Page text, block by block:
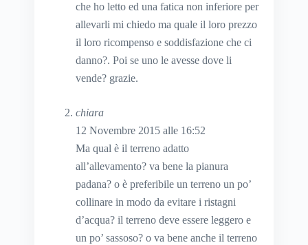
che ho letto ed una fatica non inferiore per
allevarli mi chiedo ma quale il loro prezzo
il loro ricompenso e soddisfazione che ci
danno?. Poi se uno le avesse dove li
vende? grazie.
chiara
12 Novembre 2015 alle 16:52
Ma qual è il terreno adatto
all’allevamento? va bene la pianura
padana? o è preferibile un terreno un po’
collinare in modo da evitare i ristagni
d’acqua? il terreno deve essere leggero e
un po’ sassoso? o va bene anche il terreno